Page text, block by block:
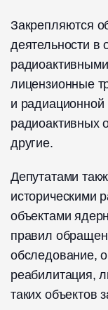
Закрепляются
деятельности в
лицензионные
и радиационной
радиоактивных
другие.
Депутатами
историческими
объектами
правил
обследование,
реабилитация,
таких объектов